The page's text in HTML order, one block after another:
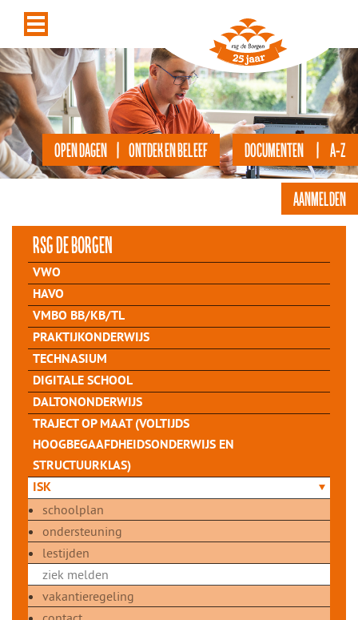
DOCUMENTEN | A-Z
OPEN DAGEN | ONTDEK EN BELEEF
AANMELDEN
rsg de Borgen
VWO
HAVO
VMBO BB/KB/TL
PRAKTIJKONDERWIJS
TECHNASIUM
DIGITALE SCHOOL
DALTONONDERWIJS
TRAJECT OP MAAT (VOLTIJDS
HOOGBEGAAFDHEIDSONDERWIJS EN
STRUCTUURKLAS)
ISK
schoolplan
ondersteuning
lestijden
ziek melden
vakantieregeling